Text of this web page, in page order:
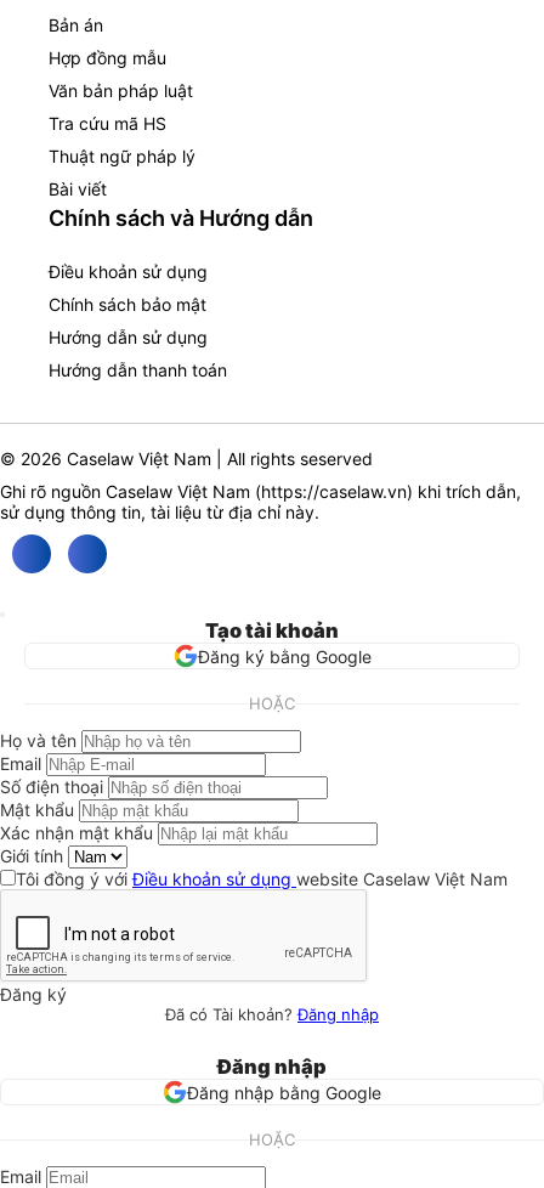
Bản án
Hợp đồng mẫu
Văn bản pháp luật
Tra cứu mã HS
Thuật ngữ pháp lý
Bài viết
Chính sách và Hướng dẫn
Điều khoản sử dụng
Chính sách bảo mật
Hướng dẫn sử dụng
Hướng dẫn thanh toán
© 2026 Caselaw Việt Nam | All rights seserved
Ghi rõ nguồn Caselaw Việt Nam (https://caselaw.vn) khi trích dẫn,
sử dụng thông tin, tài liệu từ địa chỉ này.
Tạo tài khoản
Đăng ký bằng Google
HOẶC
Họ và tên
Email
Số điện thoại
Mật khẩu
Xác nhận mật khẩu
Giới tính
Tôi đồng ý vớiĐiều khoản sử dụng website Caselaw Việt Nam
Đăng ký
Đã có Tài khoản?Đăng nhập
Đăng nhập
Đăng nhập bằng Google
HOẶC
Email